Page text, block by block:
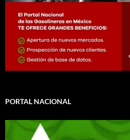
PORTAL NACIONAL